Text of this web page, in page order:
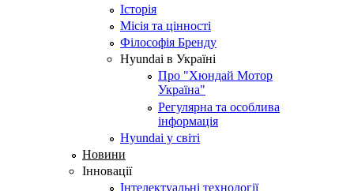
Історія
Місія та цінності
Філософія Бренду
Hyundai в Україні
Про "Хюндай Мотор
Україна"
Регулярна та особлива
інформація
Hyundai у світі
Новини
Інновації
Інтелектуальні технології